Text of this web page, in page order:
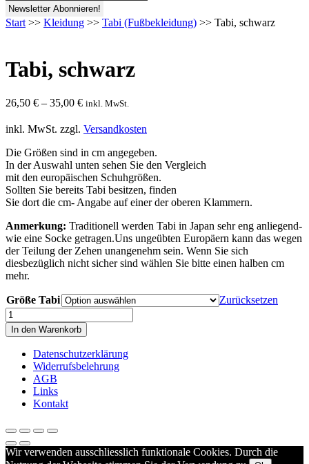
Start >> Kleidung >> Tabi (Fußbekleidung) >> Tabi, schwarz
Tabi, schwarz
26,50 € – 35,00 € inkl. MwSt.
inkl. MwSt. zzgl. Versandkosten
Die Größen sind in cm angegeben.
In der Auswahl unten sehen Sie den Vergleich
mit den europäischen Schuhgrößen.
Sollten Sie bereits Tabi besitzen, finden
Sie dort die cm- Angabe auf einer der oberen Klammern.
Anmerkung: Traditionell werden Tabi in Japan sehr eng anliegend-
wie eine Socke getragen.Uns ungeübten Europäern kann das wegen
der Teilung der Zehen unangenehm sein. Wenn Sie sich
diesbezüglich nicht sicher sind wählen Sie bitte einen halben cm
mehr.
Größe Tabi
Zurücksetzen
Tabi,
schwarz
Menge
In den Warenkorb
Datenschutzerklärung
Widerrufsbelehrung
AGB
Links
Kontakt
Wir verwenden ausschliesslich funktionale Cookies. Durch die